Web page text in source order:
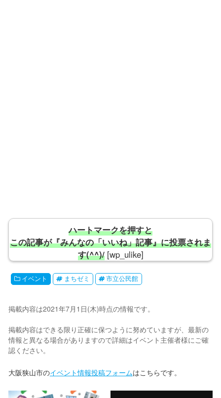
ハートマークを押すと
この記事が『みんなの「いいね」記事』に投票されま
す(^^)/[wp_ulike]
イベント まちゼミ 市立公民館
掲載内容は2021年7月1日(木)時点の情報です。
掲載内容はできる限り正確に保つように努めていますが、最新の
情報と異なる場合がありますので詳細はイベント主催者様にご確
認ください。
大阪狭山市のイベント情報投稿フォームはこちらです。